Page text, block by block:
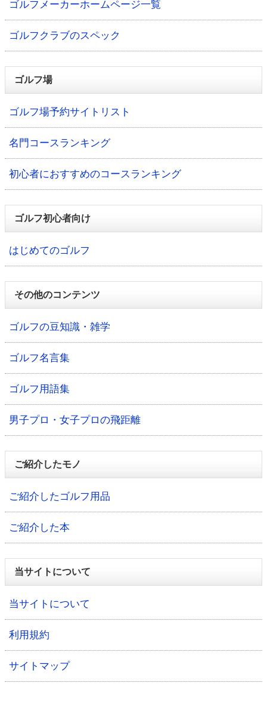
ゴルフメーカーホームページ一覧
ゴルフクラブのスペック
ゴルフ場
ゴルフ場予約サイトリスト
名門コースランキング
初心者におすすめのコースランキング
ゴルフ初心者向け
はじめてのゴルフ
その他のコンテンツ
ゴルフの豆知識・雑学
ゴルフ名言集
ゴルフ用語集
男子プロ・女子プロの飛距離
ご紹介したモノ
ご紹介したゴルフ用品
ご紹介した本
当サイトについて
当サイトについて
利用規約
サイトマップ